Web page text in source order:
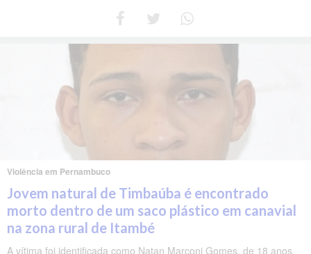
Violência em Pernambuco
Jovem natural de Timbaúba é encontrado
morto dentro de um saco plástico em canavial
na zona rural de Itambé
A vítima foi identificada como Natan Marconi Gomes, de 18 anos.